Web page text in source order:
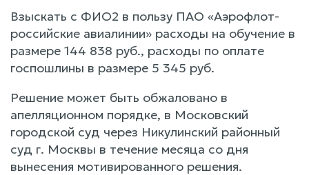
Взыскать с ФИО2 в пользу ПАО «Аэрофлот-
российские авиалинии» расходы на обучение в
размере 144 838 руб., расходы по оплате
госпошлины в размере 5 345 руб.
Решение может быть обжаловано в
апелляционном порядке, в Московский
городской суд через Никулинский районный
суд г. Москвы в течение месяца со дня
вынесения мотивированного решения.